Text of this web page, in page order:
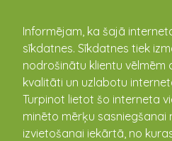
Informējam, ka šajā
sīkdatnes. Sīkdatnes tiek
nodrošinātu klientu
kvalitāti un uzlabotu
Turpinot lietot šo interneta
minēto mērķu sasniegšanai
izvietošanai iekārtā, no
kandava.lv
PASĀKUMU
KALENDĀRS